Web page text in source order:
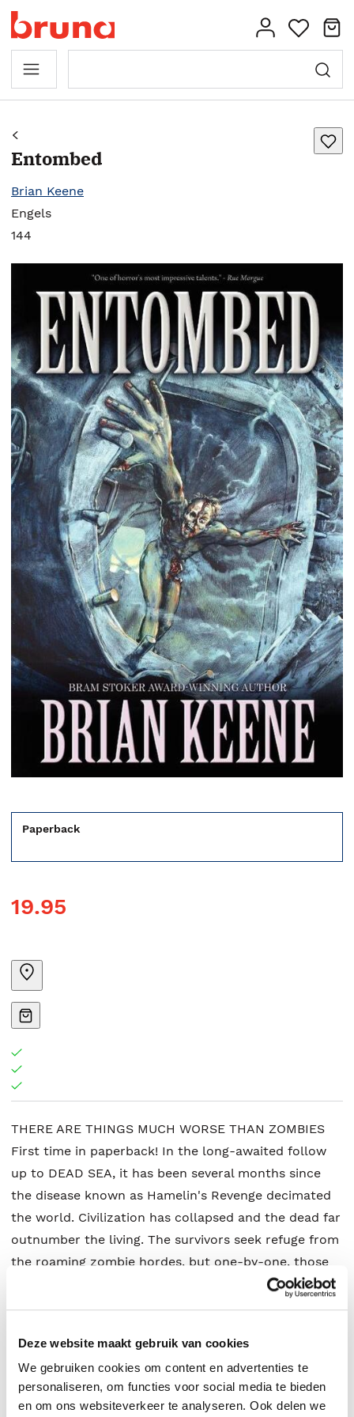
Deze website maakt gebruik van cookies
We gebruiken cookies om content en advertenties te
personaliseren, om functies voor social media te bieden
en om ons websiteverkeer te analyseren. Ook delen we
Entombed
Brian Keene
Engels
144
Paperback
19.95
THERE ARE THINGS MUCH WORSE THAN ZOMBIES
First time in paperback! In the long-awaited follow
up to DEAD SEA, it has been several months since
the disease known as Hamelin's Revenge decimated
the world. Civilization has collapsed and the dead far
outnumber the living. The survivors seek refuge from
the roaming zombie hordes, but one-by-one, those
shelters are falling. Twenty-five survivors barricade
themselves inside a former military bunker buried
zombies... but are they safe from one another? As
supplies run low and despair sets in, each of them
will find out just how far they're willing to go to